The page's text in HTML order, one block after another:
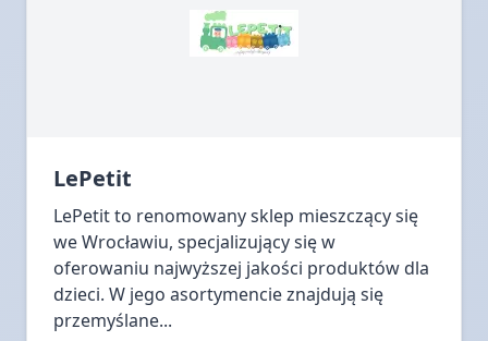
LePetit
LePetit to renomowany sklep mieszczący się
we Wrocławiu, specjalizujący się w
oferowaniu najwyższej jakości produktów dla
dzieci. W jego asortymencie znajdują się
przemyślane...